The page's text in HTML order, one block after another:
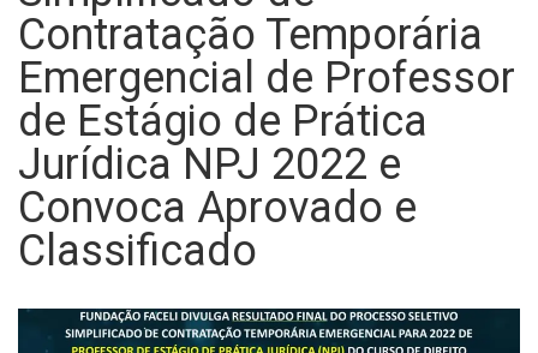
Contratação Temporária
Emergencial de Professor
de Estágio de Prática
Jurídica NPJ 2022 e
Convoca Aprovado e
Classificado